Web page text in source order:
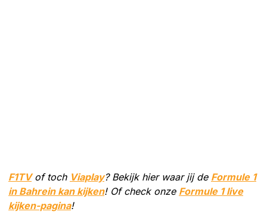
F1TVof toch Viaplay? Bekijk hier waar jij de Formule 1
in Bahrein kan kijken! Of check onze Formule 1 live
kijken-pagina!